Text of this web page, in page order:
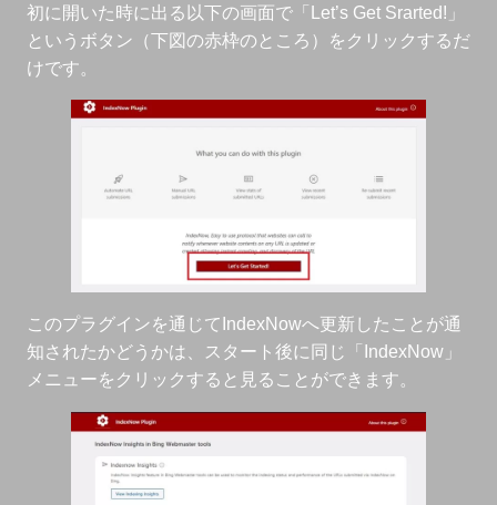
初に開いた時に出る以下の画面で「Let’s Get Srarted!」
というボタン（下図の赤枠のところ）をクリックするだ
けです。
このプラグインを通じてIndexNowへ更新したことが通
知されたかどうかは、スタート後に同じ「IndexNow」
メニューをクリックすると見ることができます。